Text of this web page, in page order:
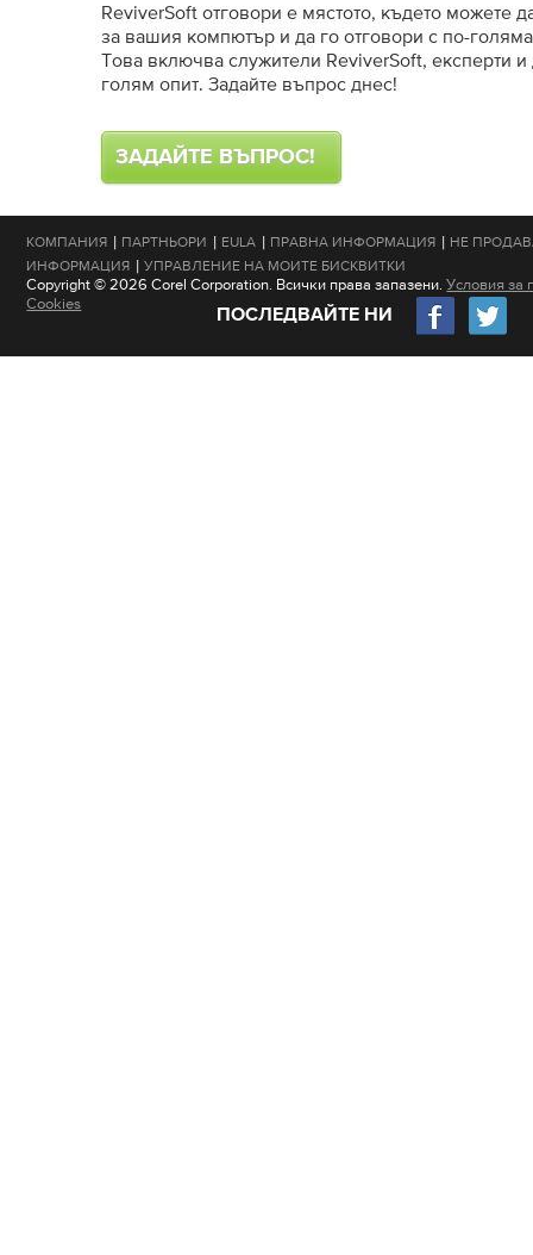
ReviverSoft отговори е мястото, където можете
за вашия компютър и да го отговори с по-
Това включва служители ReviverSoft, експерти и
голям опит. Задайте въпрос днес!
ЗАДАЙТЕ ВЪПРОС!
КОМПАНИЯ | ПАРТНЬОРИ | EULA | ПРАВНА ИНФОРМАЦИЯ | НЕ
ИНФОРМАЦИЯ | УПРАВЛЕНИЕ НА МОИТЕ БИСКВИТКИ
Copyright © 2026 Corel Corporation. Всички права запазени.Условия за
Cookies
ПОСЛЕДВАЙТЕ НИ